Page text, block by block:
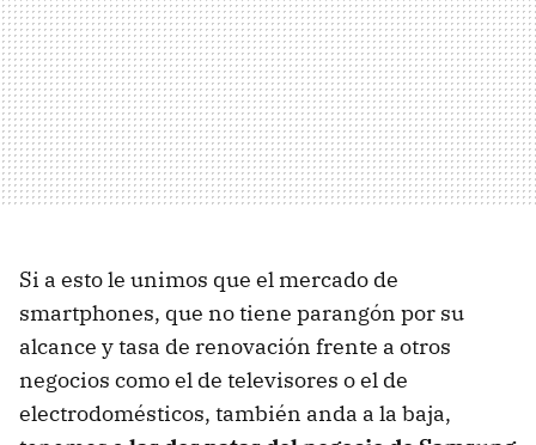
Si a esto le unimos que el mercado de
smartphones, que no tiene parangón por su
alcance y tasa de renovación frente a otros
negocios como el de televisores o el de
electrodomésticos, también anda a la baja,